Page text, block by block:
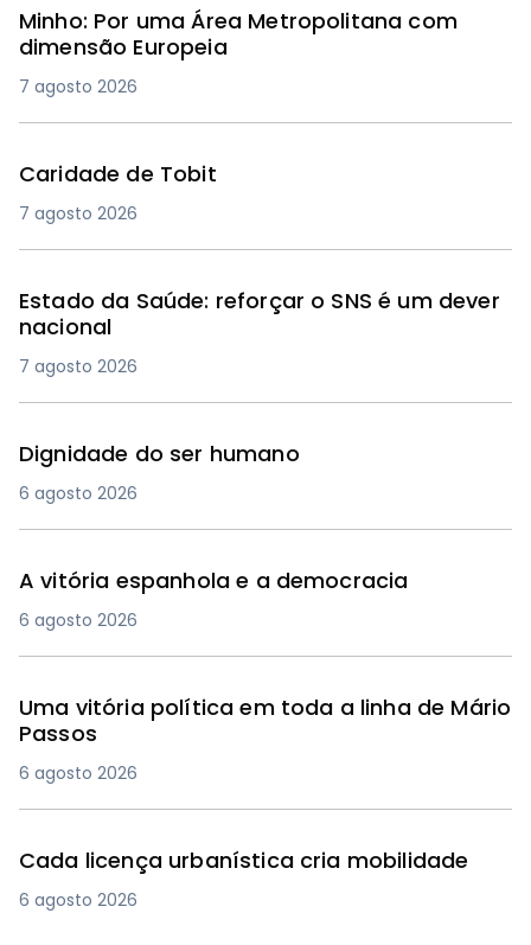
Minho: Por uma Área Metropolitana com
dimensão Europeia
7 agosto 2026
Caridade de Tobit
7 agosto 2026
Estado da Saúde: reforçar o SNS é um dever
nacional
7 agosto 2026
Dignidade do ser humano
6 agosto 2026
A vitória espanhola e a democracia
6 agosto 2026
Uma vitória política em toda a linha de Mário
Passos
6 agosto 2026
Cada licença urbanística cria mobilidade
6 agosto 2026